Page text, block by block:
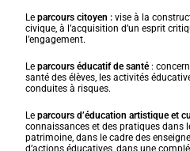
Leparcours citoyen : vise à la
civique, à l’acquisition d’un esprit
l’engagement.
Leparcours éducatif de santé:
santé des élèves, les activités
conduites à risques.
Leparcours d’éducation artistique et
connaissances et des pratiques dans
patrimoine, dans le cadre des